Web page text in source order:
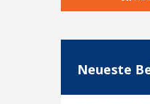
Neueste